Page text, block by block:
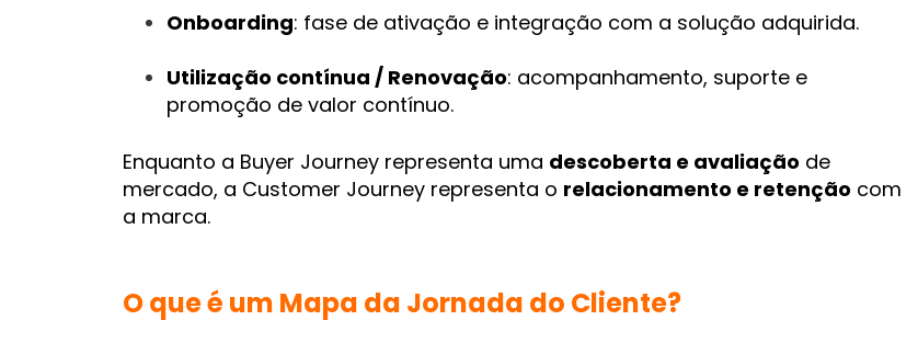
Onboarding: fase de ativação e integração com a solução adquirida.
Utilização contínua / Renovação: acompanhamento, suporte e
promoção de valor contínuo.
Enquanto a Buyer Journey representa uma descoberta e avaliação de
mercado, a Customer Journey representa o relacionamento e retenção com
a marca.
O que é um Mapa da Jornada do Cliente?